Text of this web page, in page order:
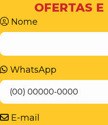
OFERTAS
Nome
WhatsApp
E-mail